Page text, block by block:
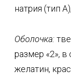
натрия (тип
Оболочка:
размер «2», в
желатин,